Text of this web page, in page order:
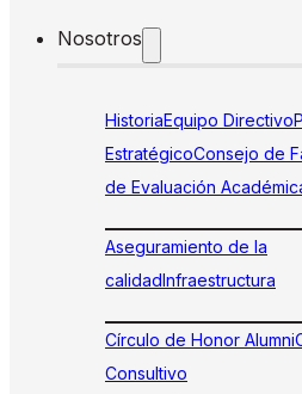
Nosotros
HistoriaEquipo Directivo
EstratégicoConsejo de
de Evaluación
Aseguramiento de la
calidadInfraestructura
Círculo de Honor Alumni
Consultivo